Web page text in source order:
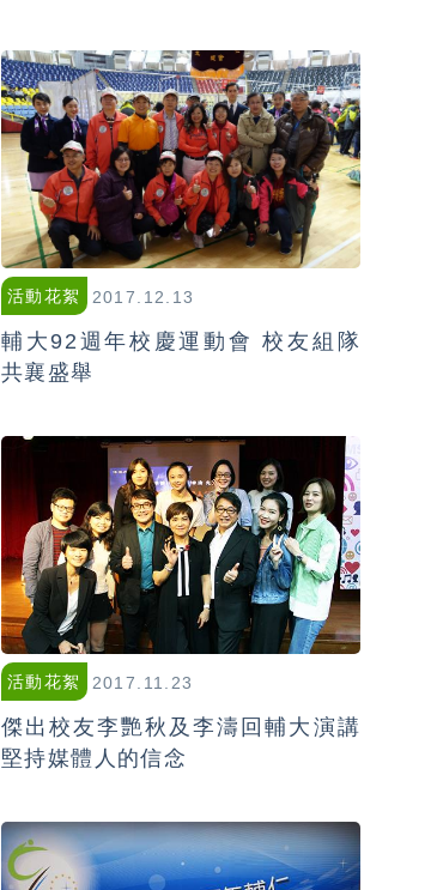
活動花絮 2017.12.13
輔大92週年校慶運動會 校友組隊
共襄盛舉
活動花絮 2017.11.23
傑出校友李艷秋及李濤回輔大演講
堅持媒體人的信念